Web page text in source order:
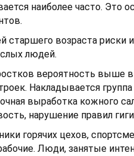
наиболее часто. Это
старшего возраста
людей.
вероятность выше
Накладывается
выработка кожного
нарушение правил
горячих цехов,
Люди, занятые